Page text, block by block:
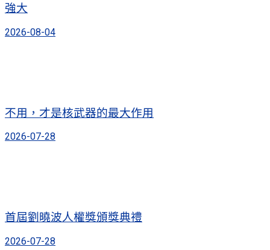
強大
2026-08-04
不用，才是核武器的最大作用
2026-07-28
首屆劉曉波人權獎頒獎典禮
2026-07-28